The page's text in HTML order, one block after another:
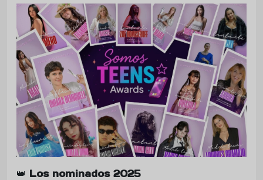
👑 Los nominados 2025